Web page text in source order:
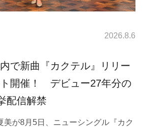
2026.8.6
で新曲『カクテル』リリー
開催！ デビュー27年分の
配信解禁
美が8月5日、ニューシングル『カク